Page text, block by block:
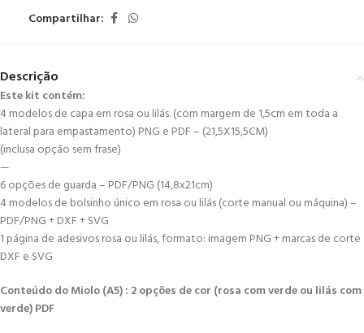
Compartilhar:
Descrição
Este kit contém:
4 modelos de capa em rosa ou lilás. (com margem de 1,5cm em toda a
lateral para empastamento) PNG e PDF – (21,5X15,5CM)
(inclusa opção sem frase)
—
6 opções de guarda – PDF/PNG (14,8x21cm)
4 modelos de bolsinho único em rosa ou lilás (corte manual ou máquina) –
PDF/PNG + DXF + SVG
1 página de adesivos rosa ou lilás, formato: imagem PNG + marcas de corte
DXF e SVG
Conteúdo do Miolo (A5) : 2 opções de cor (rosa com verde ou lilás com
verde) PDF